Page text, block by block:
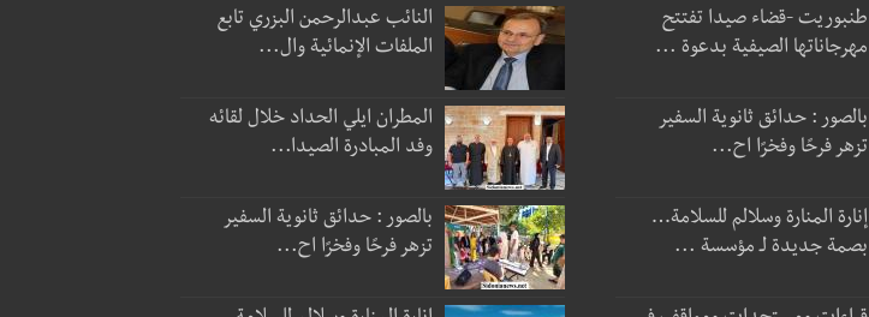
طنبوريت -قضاء صيدا تفتتح
مهرجاناتها الصيفية بدعوة ...
بالصور : حدائق ثانوية السفير
تزهر فرحًا وفخرًا اح...
إنارة المنارة وسلالم للسلامة…
بصمة جديدة لـ مؤسسة ...
النائب عبدالرحمن البزري تابع
الملفات الإنمائية وال...
المطران ايلي الحداد خلال لقائه
وفد المبادرة الصيدا...
بالصور : حدائق ثانوية السفير
تزهر فرحًا وفخرًا اح...